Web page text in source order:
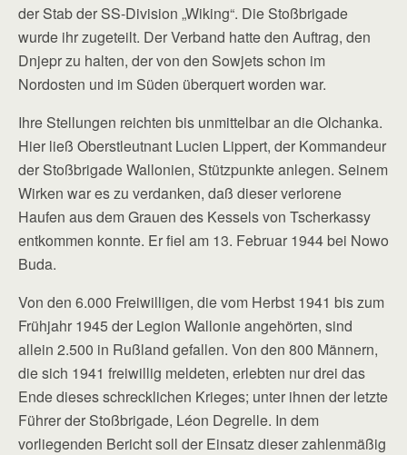
der Stab der SS-Division „Wiking“. Die Stoßbrigade
wurde ihr zugeteilt. Der Verband hatte den Auftrag, den
Dnjepr zu halten, der von den Sowjets schon im
Nordosten und im Süden überquert worden war.
Ihre Stellungen reichten bis unmittelbar an die Olchanka.
Hier ließ Oberstleutnant Lucien Lippert, der Kommandeur
der Stoßbrigade Wallonien, Stützpunkte anlegen. Seinem
Wirken war es zu verdanken, daß dieser verlorene
Haufen aus dem Grauen des Kessels von Tscherkassy
entkommen konnte. Er fiel am 13. Februar 1944 bei Nowo
Buda.
Von den 6.000 Freiwilligen, die vom Herbst 1941 bis zum
Frühjahr 1945 der Legion Wallonie angehörten, sind
allein 2.500 in Rußland gefallen. Von den 800 Männern,
die sich 1941 freiwillig meldeten, erlebten nur drei das
Ende dieses schrecklichen Krieges; unter ihnen der letzte
Führer der Stoßbrigade, Léon Degrelle. In dem
vorliegenden Bericht soll der Einsatz dieser zahlenmäßig